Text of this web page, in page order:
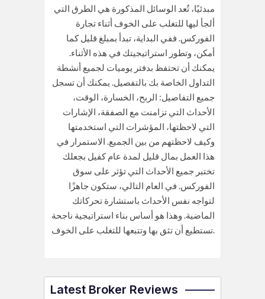
مبدئيًا، تُعد الوسائل المذكورة هي الطرق التي
ألجأ ليها للتغلب على الخوف أثناء تجارة
الفوركس. ففي البداية، تبدأ بمبلغ قليل كما
أمكن، وتطور استراتيجيتك في هذه الأثناء.
يمكنك أن تحتفظ بدفتر يوميات لجميع أنشطة
التداول الخاصة بك بالتفصيل. يمكنك أن تسجل
جميع التفاصيل: الربح، الخسارة، الوقت،
الأحداث التي تزامنت مع الصفقة، الإشارات
التي لاحظتها، المؤشرات التي استخدمتها
وكيف لاحظتهم من بين الجميع. الاستمرار في
هذا العمل بمال قليل لمدة عام كفيل بجعلك
تختبر جميع الأحداث التي تؤثر على سوق
الفوركس. في العام التالي، ستكون جاهزًا
لتواجه نفس الأحداث باستشارة تحركاتك
الماضية. وهذا هو أساس بناء استراتيجية ناجحة
تستطيع أن تثق بها وتتبعها للتغلب على الخوف.
Latest Broker Reviews